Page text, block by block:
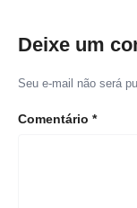
Deixe um
Seu e-mail não será
Comentário *